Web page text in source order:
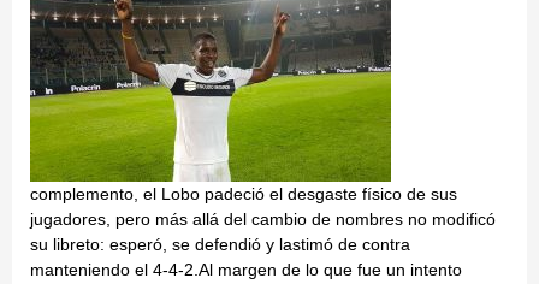
complemento, el Lobo padeció el desgaste físico de sus
jugadores, pero más allá del cambio de nombres no modificó
su libreto: esperó, se defendió y lastimó de contra
manteniendo el 4-4-2.Al margen de lo que fue un intento